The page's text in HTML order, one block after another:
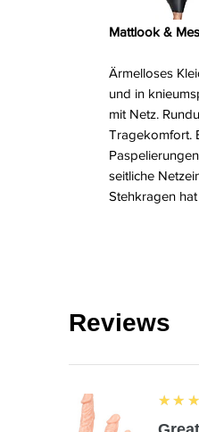
Mattlook &
Ärmelloses
und in
mit Netz.
Tragekomfort.
seitliche
Stehkragen
Reviews
4